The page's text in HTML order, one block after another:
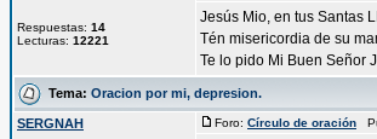
Respuestas: 14
Lecturas: 12221
Jesús Mio, en tus Santas
Tén misericordia de su
Te lo pido Mi Buen Señor
Tema: Oracion por mi, depresion.
SERGNAH Foro: Círculo de oración